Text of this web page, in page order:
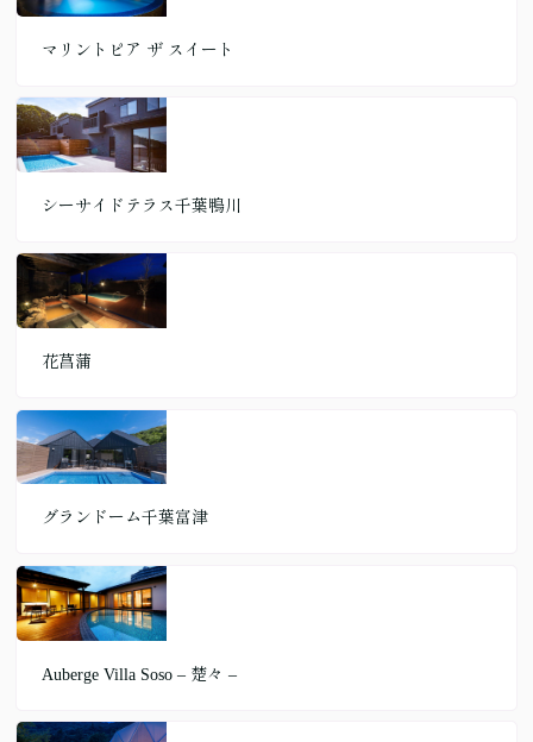
マリントピア ザ スイート
シーサイドテラス千葉鴨川
花菖蒲
グランドーム千葉富津
Auberge Villa Soso – 楚々 –